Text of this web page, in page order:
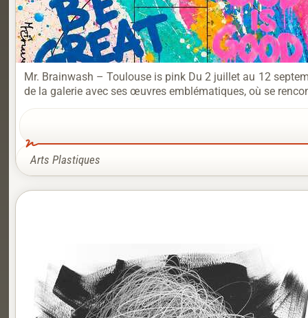
Mr. Brainwash – Toulouse is pink Du 2 juillet au 12
de la galerie avec ses œuvres emblématiques, où se
Arts Plastiques